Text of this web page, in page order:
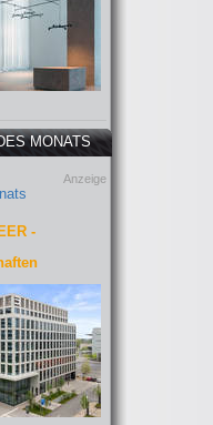
MONATS
Anzeige
-